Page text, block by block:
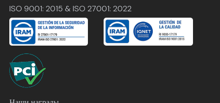
ISO 9001: 2015 & ISO 27001: 2022